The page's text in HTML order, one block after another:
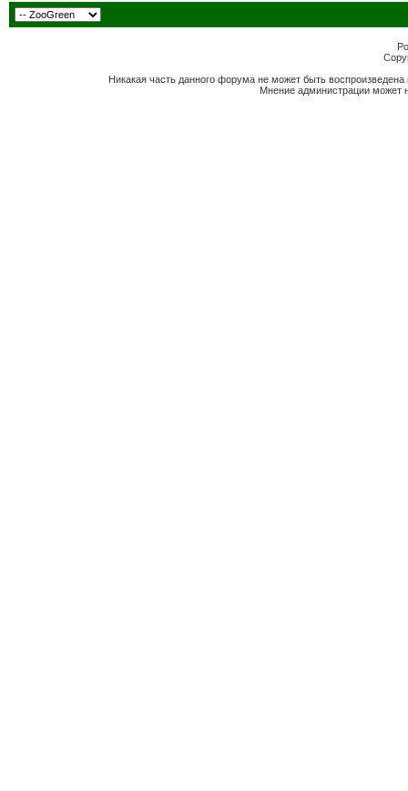
Никакая часть данного форума не может быть
Мнение администрации может